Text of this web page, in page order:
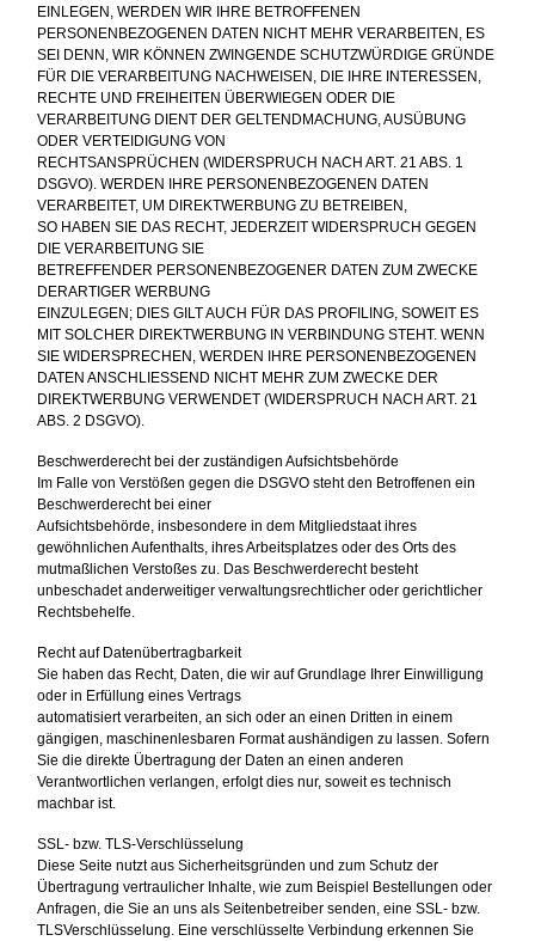
EINLEGEN, WERDEN WIR IHRE BETROFFENEN
PERSONENBEZOGENEN DATEN NICHT MEHR VERARBEITEN, ES
SEI DENN, WIR KÖNNEN ZWINGENDE SCHUTZWÜRDIGE GRÜNDE
FÜR DIE VERARBEITUNG NACHWEISEN, DIE IHRE INTERESSEN,
RECHTE UND FREIHEITEN ÜBERWIEGEN ODER DIE
VERARBEITUNG DIENT DER GELTENDMACHUNG, AUSÜBUNG
ODER VERTEIDIGUNG VON
RECHTSANSPRÜCHEN (WIDERSPRUCH NACH ART. 21 ABS. 1
DSGVO). WERDEN IHRE PERSONENBEZOGENEN DATEN
VERARBEITET, UM DIREKTWERBUNG ZU BETREIBEN,
SO HABEN SIE DAS RECHT, JEDERZEIT WIDERSPRUCH GEGEN
DIE VERARBEITUNG SIE
BETREFFENDER PERSONENBEZOGENER DATEN ZUM ZWECKE
DERARTIGER WERBUNG
EINZULEGEN; DIES GILT AUCH FÜR DAS PROFILING, SOWEIT ES
MIT SOLCHER DIREKTWERBUNG IN VERBINDUNG STEHT. WENN
SIE WIDERSPRECHEN, WERDEN IHRE PERSONENBEZOGENEN
DATEN ANSCHLIESSEND NICHT MEHR ZUM ZWECKE DER
DIREKTWERBUNG VERWENDET (WIDERSPRUCH NACH ART. 21
ABS. 2 DSGVO).
Beschwerderecht bei der zuständigen Aufsichtsbehörde
Im Falle von Verstößen gegen die DSGVO steht den Betroffenen ein
Beschwerderecht bei einer
Aufsichtsbehörde, insbesondere in dem Mitgliedstaat ihres
gewöhnlichen Aufenthalts, ihres Arbeitsplatzes oder des Orts des
mutmaßlichen Verstoßes zu. Das Beschwerderecht besteht
unbeschadet anderweitiger verwaltungsrechtlicher oder gerichtlicher
Rechtsbehelfe.
Recht auf Datenübertragbarkeit
Sie haben das Recht, Daten, die wir auf Grundlage Ihrer Einwilligung
oder in Erfüllung eines Vertrags
automatisiert verarbeiten, an sich oder an einen Dritten in einem
gängigen, maschinenlesbaren Format aushändigen zu lassen. Sofern
Sie die direkte Übertragung der Daten an einen anderen
Verantwortlichen verlangen, erfolgt dies nur, soweit es technisch
machbar ist.
SSL- bzw. TLS-Verschlüsselung
Diese Seite nutzt aus Sicherheitsgründen und zum Schutz der
Übertragung vertraulicher Inhalte, wie zum Beispiel Bestellungen oder
Anfragen, die Sie an uns als Seitenbetreiber senden, eine SSL- bzw.
TLSVerschlüsselung. Eine verschlüsselte Verbindung erkennen Sie